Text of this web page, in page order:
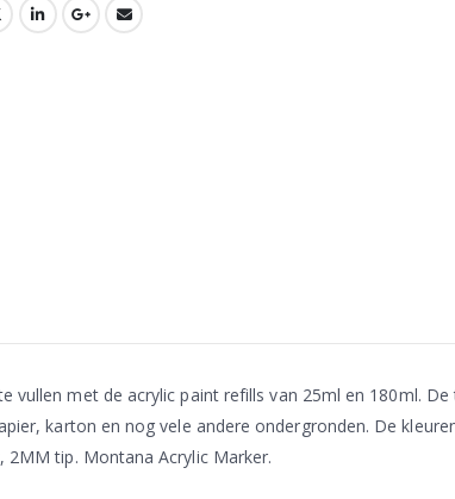
met de acrylic paint refills van 25ml en 180ml.
karton en nog vele andere ondergronden. De
2MM tip. Montana Acrylic Marker.